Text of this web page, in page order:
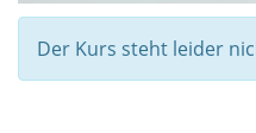
Der Kurs steht leider